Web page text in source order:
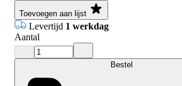
Toevoegen aan lijst
Levertijd 1 werkdag
Aantal
Bestel